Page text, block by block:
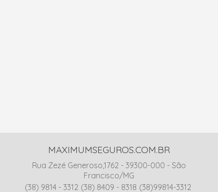
MAXIMUMSEGUROS.COM.BR
Rua Zezé Generoso,1762 - 39300-000 - São
Francisco/MG
(38) 9814 - 3312 (38) 8409 - 8318 (38)99814-3312